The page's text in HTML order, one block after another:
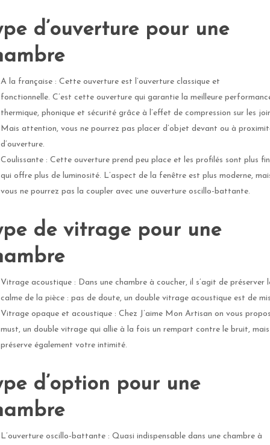
d’ouverture pour une
A la française : Cette ouverture est l’ouverture classique et
fonctionnelle. C’est cette ouverture qui garantie la meilleure
thermique, phonique et sécurité grâce à l’effet de compression sur les
Mais attention, vous ne pourrez pas placer d’objet devant ou à
d’ouverture.
Coulissante : Cette ouverture prend peu place et les profilés sont plus
qui offre plus de luminosité. L’aspect de la fenêtre est plus moderne,
vous ne pourrez pas la coupler avec une ouverture oscillo-battante.
de vitrage pour une
Vitrage acoustique : Dans une chambre à coucher, il s’agit de préserver
calme de la pièce : pas de doute, un double vitrage acoustique est de
Vitrage opaque et acoustique : Chez J’aime Mon Artisan on vous
must, un double vitrage qui allie à la fois un rempart contre le bruit,
préserve également votre intimité.
d’option pour une
L’ouverture oscillo-battante : Quasi indispensable dans une chambre à